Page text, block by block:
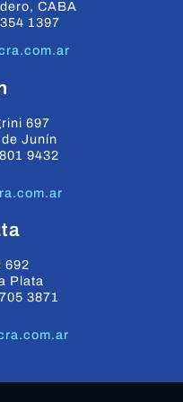
CABA
1397
697
Junín
9432
692
Plata
3871